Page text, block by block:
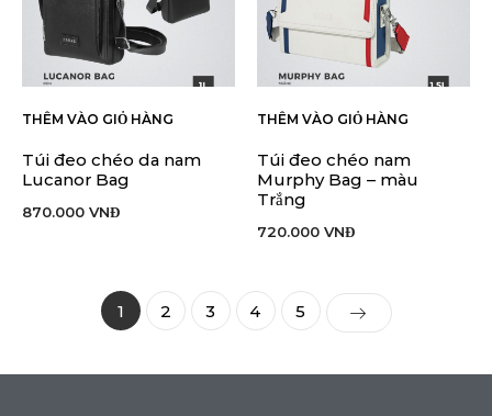
THÊM VÀO GIỎ HÀNG
Túi đeo chéo da nam
Lucanor Bag
870.000 VNĐ
THÊM VÀO GIỎ HÀNG
Túi đeo chéo nam
Murphy Bag – màu
Trắng
720.000 VNĐ
1 2 3 4 5